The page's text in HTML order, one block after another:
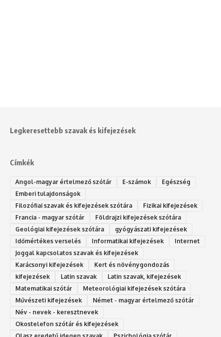
Legkeresettebb szavak és kifejezések
Címkék
Angol-magyar értelmező szótár E-számok
Egészség
Emberi tulajdonságok
Filozófiai szavak és kifejezések szótára
Fizikai kifejezések
Francia - magyar szótár
Földrajzi kifejezések szótára
Geológiai kifejezések szótára
gyógyászati kifejezések
Időmértékes verselés
Informatikai kifejezések
Internet
Joggal kapcsolatos szavak és kifejezések
Karácsonyi kifejezések
Kert és növénygondozás
kifejezések
Latin szavak
Latin szavak, kifejezések
Matematikai szótár
Meteorológiai kifejezések szótára
Művészeti kifejezések
Német - magyar értelmező szótár
Név - nevek - keresztnevek
Okostelefon szótár és kifejezések